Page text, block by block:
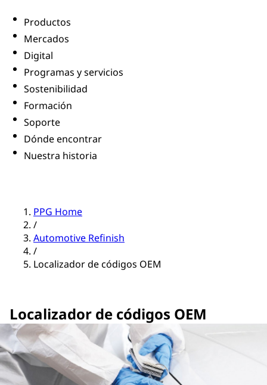
Productos
Mercados
Digital
Programas y servicios
Sostenibilidad
Formación
Soporte
Dónde encontrar
Nuestra historia
PPG Home
/
Automotive Refinish
/
Localizador de códigos OEM
Localizador de códigos OEM